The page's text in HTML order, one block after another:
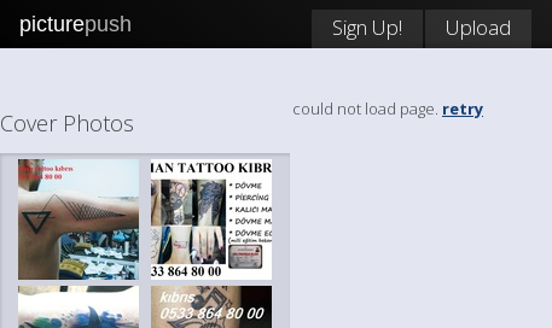
picturepush Sign Up! Upload
Cover Photos could not load page. retry